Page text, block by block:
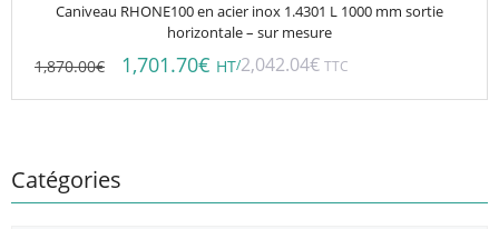
Caniveau RHONE100 en acier inox 1.4301 L 1000 mm sortie
horizontale – sur mesure
1,870.00€ 1,701.70€ HT/2,042.04€ TTC
Catégories